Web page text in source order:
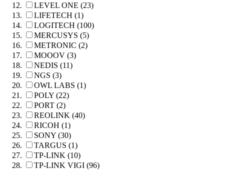
LEVEL ONE (23)
LIFETECH (1)
LOGITECH (100)
MERCUSYS (5)
METRONIC (2)
MOOOV (3)
NEDIS (11)
NGS (3)
OWL LABS (1)
POLY (22)
PORT (2)
REOLINK (40)
RICOH (1)
SONY (30)
TARGUS (1)
TP-LINK (10)
TP-LINK VIGI (96)